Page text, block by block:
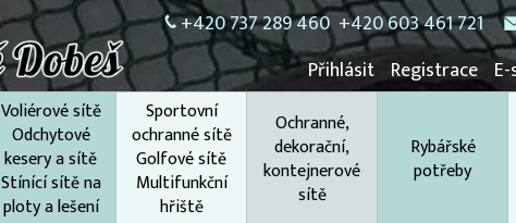
+420 737 289 460 +420 603 461 721
Přihlásit Registrace
Voliérové sítě
Odchytové
kesery a sítě
Stínící sítě na
ploty a lešení
Sportovní
ochranné sítě
Golfové sítě
Multifunkční
hřiště
Ochranné,
dekorační,
kontejnerové
sítě
Rybářské
potřeby